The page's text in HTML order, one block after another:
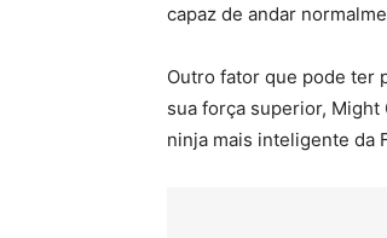
capaz de andar
Outro fator que pode ter
sua força superior,
ninja mais inteligente da